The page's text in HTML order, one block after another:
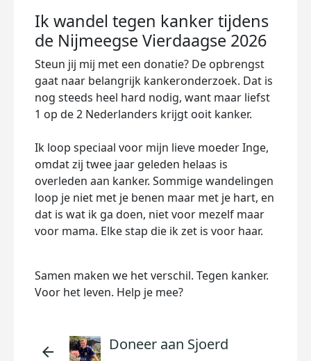
Ik wandel tegen kanker tijdens
de Nijmeegse Vierdaagse 2026
Steun jij mij met een donatie? De opbrengst
gaat naar belangrijk kankeronderzoek. Dat is
nog steeds heel hard nodig, want maar liefst
1 op de 2 Nederlanders krijgt ooit kanker.
Ik loop speciaal voor mijn lieve moeder Inge,
omdat zij twee jaar geleden helaas is
overleden aan kanker. Sommige wandelingen
loop je niet met je benen maar met je hart, en
dat is wat ik ga doen, niet voor mezelf maar
voor mama. Elke stap die ik zet is voor haar.
Samen maken we het verschil. Tegen kanker.
Voor het leven. Help je mee?
arrow_back Doneer aan Sjoerd